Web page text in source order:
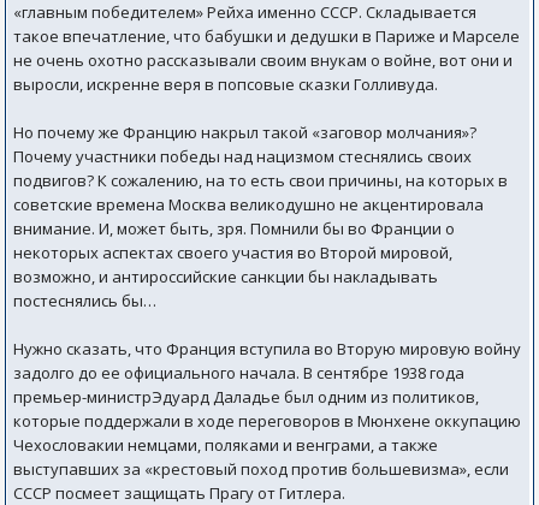
«главным победителем» Рейха именно СССР. Складывается
такое впечатление, что бабушки и дедушки в Париже и Марселе
не очень охотно рассказывали своим внукам о войне, вот они и
выросли, искренне веря в попсовые сказки Голливуда.
Но почему же Францию накрыл такой «заговор молчания»?
Почему участники победы над нацизмом стеснялись своих
подвигов? К сожалению, на то есть свои причины, на которых в
советские времена Москва великодушно не акцентировала
внимание. И, может быть, зря. Помнили бы во Франции о
некоторых аспектах своего участия во Второй мировой,
возможно, и антироссийские санкции бы накладывать
постеснялись бы…
Нужно сказать, что Франция вступила во Вторую мировую войну
задолго до ее официального начала. В сентябре 1938 года
премьер-министрЭдуард Даладье был одним из политиков,
которые поддержали в ходе переговоров в Мюнхене оккупацию
Чехословакии немцами, поляками и венграми, а также
выступавших за «крестовый поход против большевизма», если
СССР посмеет защищать Прагу от Гитлера.